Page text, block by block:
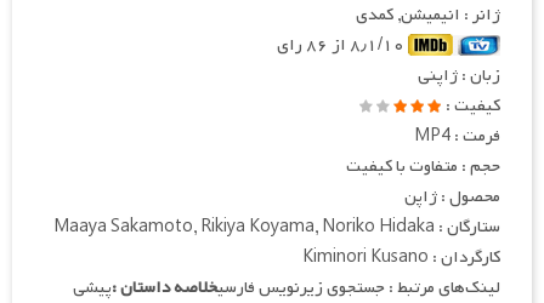
ژانر : انیمیشن, کمدی
زبان : ژاپنی
کیفیت :
فرمت : MP4
حجم : متفاوت با کیفیت
محصول : ژاپن
ستارگان : Maaya Sakamoto, Rikiya Koyama, Noriko Hidaka
کارگردان : Kiminori Kusano
لینک‌های مرتبط : جستجوی زیرنویس فارسیخلاصه داستان :پیشی